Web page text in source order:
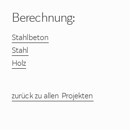
Berechnung:
Stahlbeton
Stahl
Holz
zurück zu allen Projekten